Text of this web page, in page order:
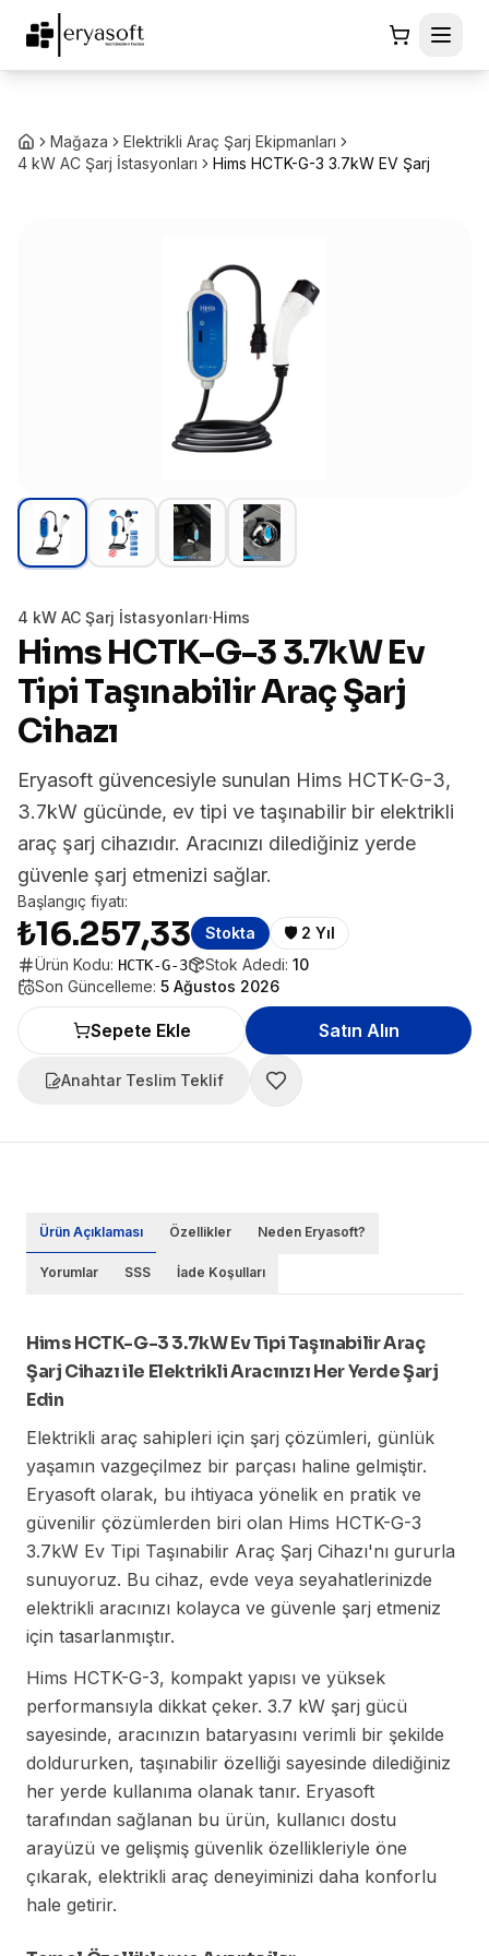
Mağaza
Elektrikli Araç Şarj Ekipmanları
4 kW AC Şarj İstasyonları
Hims HCTK-G-3 3.7kW EV Şarj
4 kW AC Şarj İstasyonları·Hims
Hims HCTK-G-3 3.7kW Ev
Tipi Taşınabilir Araç Şarj
Cihazı
Eryasoft güvencesiyle sunulan Hims HCTK-G-3,
3.7kW gücünde, ev tipi ve taşınabilir bir elektrikli
araç şarj cihazıdır. Aracınızı dilediğiniz yerde
güvenle şarj etmenizi sağlar.
Başlangıç fiyatı:
₺16.257,33 Stokta 🛡️ 2 Yıl
Ürün Kodu: HCTK-G-3 Stok Adedi: 10
Son Güncelleme: 5 Ağustos 2026
Sepete Ekle Satın Alın
Anahtar Teslim Teklif
Ürün Açıklaması Özellikler Neden Eryasoft?
Yorumlar SSS İade Koşulları
Hims HCTK-G-3 3.7kW Ev Tipi Taşınabilir Araç
Şarj Cihazı ile Elektrikli Aracınızı Her Yerde Şarj
Edin
Elektrikli araç sahipleri için şarj çözümleri, günlük
yaşamın vazgeçilmez bir parçası haline gelmiştir.
Eryasoft olarak, bu ihtiyaca yönelik en pratik ve
güvenilir çözümlerden biri olan Hims HCTK-G-3
3.7kW Ev Tipi Taşınabilir Araç Şarj Cihazı'nı gururla
sunuyoruz. Bu cihaz, evde veya seyahatlerinizde
elektrikli aracınızı kolayca ve güvenle şarj etmeniz
için tasarlanmıştır.
Hims HCTK-G-3, kompakt yapısı ve yüksek
performansıyla dikkat çeker. 3.7 kW şarj gücü
sayesinde, aracınızın bataryasını verimli bir şekilde
doldururken, taşınabilir özelliği sayesinde dilediğiniz
her yerde kullanıma olanak tanır. Eryasoft
tarafından sağlanan bu ürün, kullanıcı dostu
arayüzü ve gelişmiş güvenlik özellikleriyle öne
çıkarak, elektrikli araç deneyiminizi daha konforlu
hale getirir.